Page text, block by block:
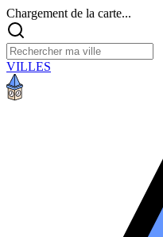
Chargement de la carte...
VILLES